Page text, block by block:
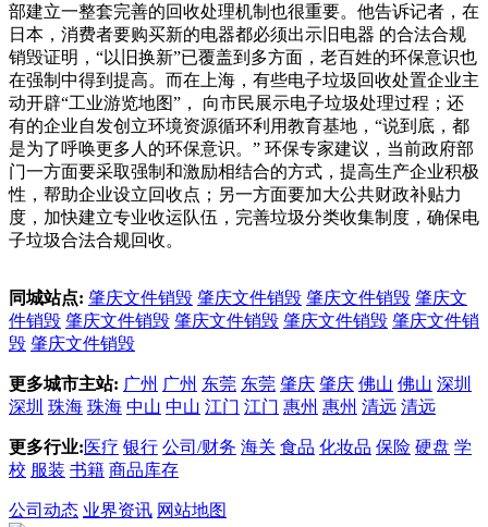
部建立一整套完善的回收处理机制也很重要。他告诉记者，在
日本，消费者要购买新的电器都必须出示旧电器 的合法合规
销毁证明，“以旧换新”已覆盖到多方面，老百姓的环保意识也
在强制中得到提高。而在上海，有些电子垃圾回收处置企业主
动开辟“工业游览地图”， 向市民展示电子垃圾处理过程；还
有的企业自发创立环境资源循环利用教育基地，“说到底，都
是为了呼唤更多人的环保意识。” 环保专家建议，当前政府部
门一方面要采取强制和激励相结合的方式，提高生产企业积极
性，帮助企业设立回收点；另一方面要加大公共财政补贴力
度，加快建立专业收运队伍，完善垃圾分类收集制度，确保电
子垃圾合法合规回收。
同城站点: 肇庆文件销毁 肇庆文件销毁 肇庆文件销毁 肇庆文
件销毁 肇庆文件销毁 肇庆文件销毁 肇庆文件销毁 肇庆文件销
毁 肇庆文件销毁
更多城市主站: 广州 广州 东莞 东莞 肇庆 肇庆 佛山 佛山 深圳
深圳 珠海 珠海 中山 中山 江门 江门 惠州 惠州 清远 清远
更多行业:医疗 银行 公司/财务 海关 食品 化妆品 保险 硬盘 学
校 服装 书籍 商品库存
公司动态 业界资讯 网站地图